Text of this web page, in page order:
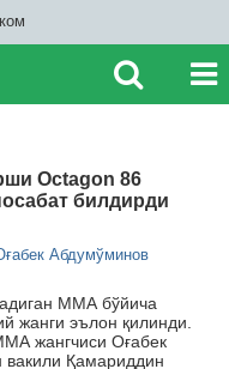
Octagon 86
билдирди
Абдумўминов
ММА бўйича
жанги эълон қилинди.
жангчиси Оғабек
вакили Қамариддин